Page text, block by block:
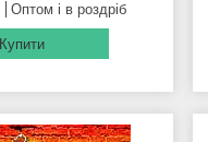
Оптом і в роздріб
Купити